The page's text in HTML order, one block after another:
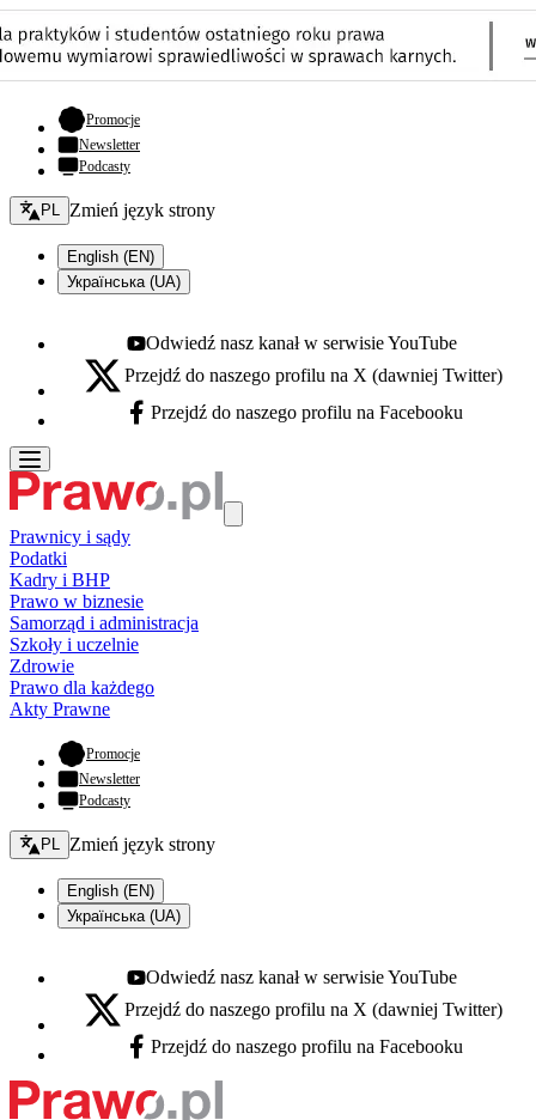
Promocje- otwiera się w nowej karcie
Newsletter
Podcasty
Zmień język - bieżący:
PL Zmień język strony
English (EN)
Українська (UA)
Youtube - otwiera się w nowej karcie
Odwiedź nasz kanał w serwisie YouTube
X - otwiera się w nowej karcie
Przejdź do naszego profilu na X (dawniej Twitter)
Facebook - otwiera się w nowej karcie
Przejdź do naszego profilu na Facebooku
Prawnicy i sądy
Podatki
Kadry i BHP
Prawo w biznesie
Samorząd i administracja
Szkoły i uczelnie
Zdrowie
Prawo dla każdego
Akty Prawne
Promocje- otwiera się w nowej karcie
Newsletter
Podcasty
Zmień język - bieżący:
PL Zmień język strony
English (EN)
Українська (UA)
Youtube - otwiera się w nowej karcie
Odwiedź nasz kanał w serwisie YouTube
X - otwiera się w nowej karcie
Przejdź do naszego profilu na X (dawniej Twitter)
Facebook - otwiera się w nowej karcie
Przejdź do naszego profilu na Facebooku